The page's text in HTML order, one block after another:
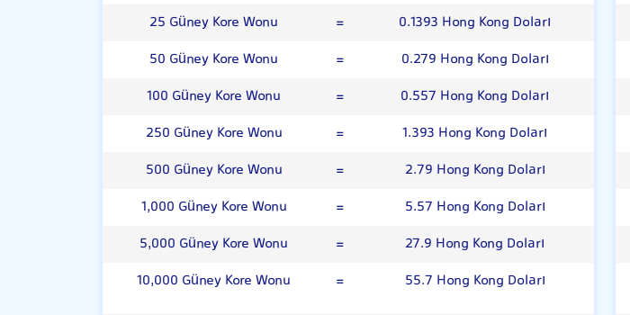
25 Güney Kore Wonu
=
0.1393 Hong Kong Doları
50 Güney Kore Wonu
=
0.279 Hong Kong Doları
100 Güney Kore Wonu
=
0.557 Hong Kong Doları
250 Güney Kore Wonu
=
1.393 Hong Kong Doları
500 Güney Kore Wonu
=
2.79 Hong Kong Doları
1,000 Güney Kore Wonu
=
5.57 Hong Kong Doları
5,000 Güney Kore Wonu
=
27.9 Hong Kong Doları
10,000 Güney Kore Wonu
= 55.7 Hong Kong Doları